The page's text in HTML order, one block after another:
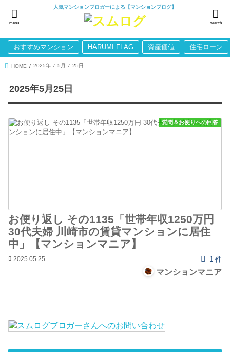
人気マンションブロガーによる【マンションブログ】
search
menu
おすすめマンション HARUMI FLAG 資産価値 住宅ローン
HOME 2025年 5月 25日
2025年5月25日
質問＆お便りへの回答
お便り返し その1135「世帯年収1250万円
30代夫婦 川崎市の賃貸マンションに居住
中」【マンションマニア】
2025.05.25 1 件
マンションマニア